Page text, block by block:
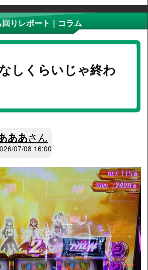
りレポート | コラム
しくらいじゃ終わ
ああさん
07/08 16:00